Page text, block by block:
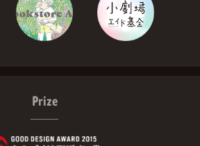
Prize